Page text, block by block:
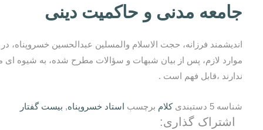
جامعه مدنی و حاکمیت دینی
اندیشمند فرزانه، حجت الاسلام والمسلین عبدالحسین خسروپناه،
موارد لازم، پس از بیان شبهات و سؤالات مطرح شده، به شیوه
ندارند ،قابل فهم است .
شناسه 5 دستبندی کلام برچسب استاد خسروپناه, بیست گفتار
اشتراک گذاری: